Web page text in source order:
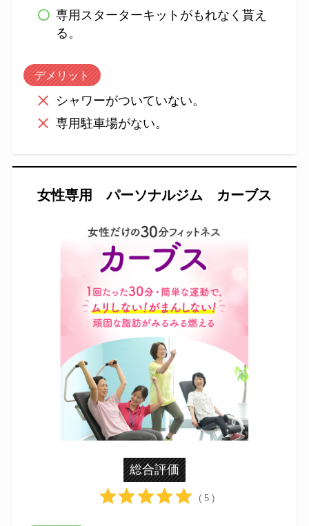
専用スターターキットがもれなく貰え
る。
デメリット
シャワーがついていない。
専用駐車場がない。
女性専用 パーソナルジム カーブス
総合評価
( 5 )